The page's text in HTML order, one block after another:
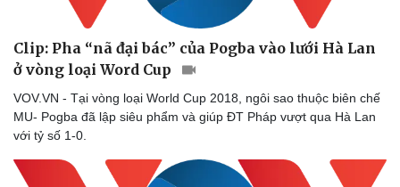
Clip: Pha “nã đại bác” của Pogba vào lưới Hà Lan
ở vòng loại Word Cup
VOV.VN - Tại vòng loại World Cup 2018, ngôi sao thuộc biên chế
MU- Pogba đã lập siêu phẩm và giúp ĐT Pháp vượt qua Hà Lan
với tỷ số 1-0.